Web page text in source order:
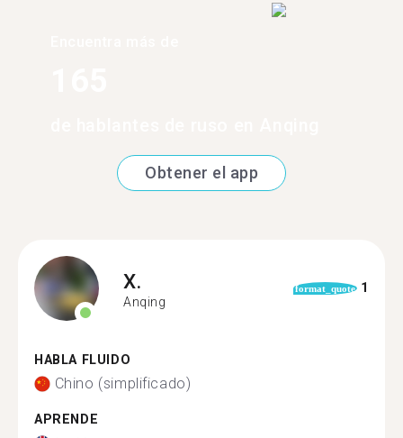
Obtener el app
X.
Anqing
format_quote 1
HABLA FLUIDO
Chino (simplificado)
APRENDE